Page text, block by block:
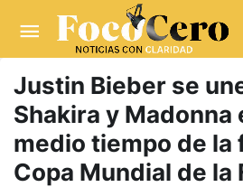
trwin giriş
masterbetting-palacebet1.com-
tlcasino giriş-betandyou-
skyloftsbet
Justin Bieber se
Shakira y Madonna
medio tiempo de la
Copa Mundial de la